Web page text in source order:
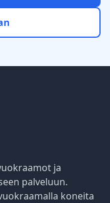
ja
palveluun.
koneita